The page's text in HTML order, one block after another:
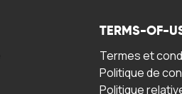
TERMS-OF-
Termes et
Politique de
Politique